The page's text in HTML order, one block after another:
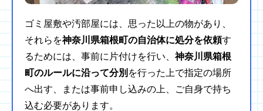
ゴミ屋敷や汚部屋には、思った以上の物があり、
それらを神奈川県箱根町の自治体に処分を依頼す
るためには、事前に片付けを行い、神奈川県箱根
町のルールに沿って分別 を行った上で指定の場所
へ出す、または事前申し込みの上、ご自身で持ち
込む必要があります。